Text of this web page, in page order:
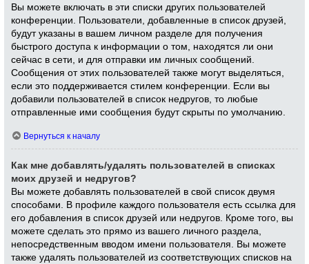
Вы можете включать в эти списки других пользователей
конференции. Пользователи, добавленные в список друзей,
будут указаны в вашем личном разделе для получения
быстрого доступа к информации о том, находятся ли они
сейчас в сети, и для отправки им личных сообщений.
Сообщения от этих пользователей также могут выделяться,
если это поддерживается стилем конференции. Если вы
добавили пользователей в список недругов, то любые
отправленные ими сообщения будут скрыты по умолчанию.
Вернуться к началу
Как мне добавлять/удалять пользователей в списках
моих друзей и недругов?
Вы можете добавлять пользователей в свой список двумя
способами. В профиле каждого пользователя есть ссылка для
его добавления в список друзей или недругов. Кроме того, вы
можете сделать это прямо из вашего личного раздела,
непосредственным вводом имени пользователя. Вы можете
также удалять пользователей из соответствующих списков на